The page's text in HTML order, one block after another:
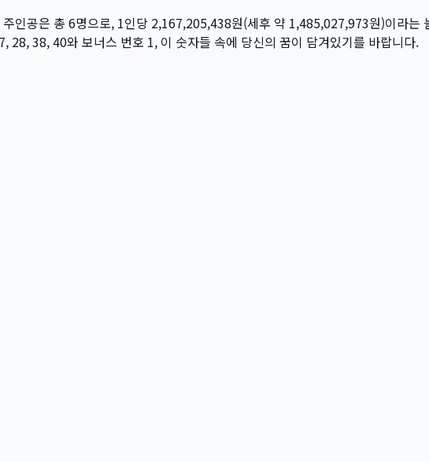
인공은 총 6명으로, 1인당 2,167,205,438원(세후 약 1,485,027,973원)이라는
28, 38, 40와 보너스 번호 1, 이 숫자들 속에 당신의 꿈이 담겨있기를 바랍니다.